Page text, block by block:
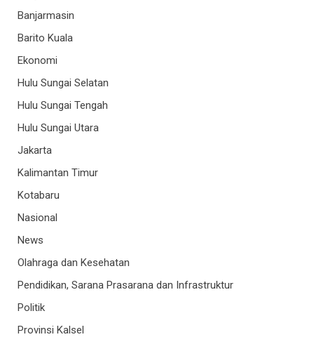
Banjarmasin
Barito Kuala
Ekonomi
Hulu Sungai Selatan
Hulu Sungai Tengah
Hulu Sungai Utara
Jakarta
Kalimantan Timur
Kotabaru
Nasional
News
Olahraga dan Kesehatan
Pendidikan, Sarana Prasarana dan Infrastruktur
Politik
Provinsi Kalsel